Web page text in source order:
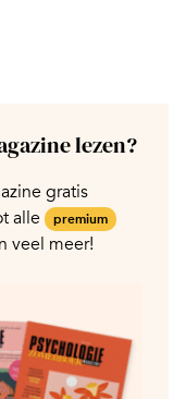
lezen?
gratis
alle
premium
veel meer!